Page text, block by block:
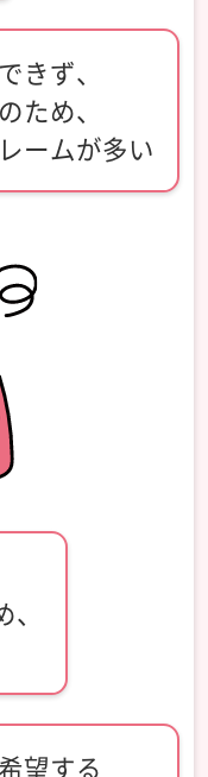
きず、
ため、
ームが多い
望する